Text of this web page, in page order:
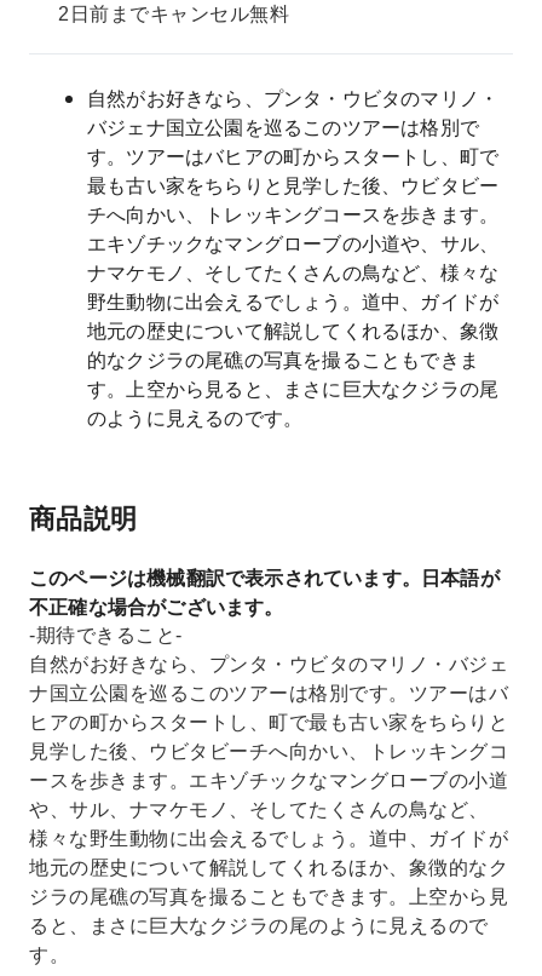
2日前までキャンセル無料
自然がお好きなら、プンタ・ウビタのマリノ・
バジェナ国立公園を巡るこのツアーは格別で
す。ツアーはバヒアの町からスタートし、町で
最も古い家をちらりと見学した後、ウビタビー
チへ向かい、トレッキングコースを歩きます。
エキゾチックなマングローブの小道や、サル、
ナマケモノ、そしてたくさんの鳥など、様々な
野生動物に出会えるでしょう。道中、ガイドが
地元の歴史について解説してくれるほか、象徴
的なクジラの尾礁の写真を撮ることもできま
す。上空から見ると、まさに巨大なクジラの尾
のように見えるのです。
商品説明
このページは機械翻訳で表示されています。日本語が
不正確な場合がございます。
-期待できること-
自然がお好きなら、プンタ・ウビタのマリノ・バジェ
ナ国立公園を巡るこのツアーは格別です。ツアーはバ
ヒアの町からスタートし、町で最も古い家をちらりと
見学した後、ウビタビーチへ向かい、トレッキングコ
ースを歩きます。エキゾチックなマングローブの小道
や、サル、ナマケモノ、そしてたくさんの鳥など、
様々な野生動物に出会えるでしょう。道中、ガイドが
地元の歴史について解説してくれるほか、象徴的なク
ジラの尾礁の写真を撮ることもできます。上空から見
ると、まさに巨大なクジラの尾のように見えるので
す。